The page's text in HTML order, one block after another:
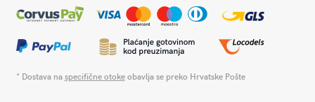
* Dostava naspecifične otokeobavlja se preko Hrvatske Pošte